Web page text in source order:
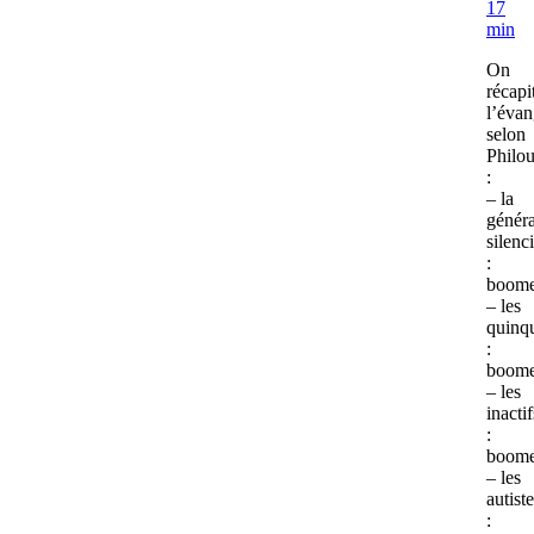
17
min
On
selon
Philou
:
– la
:
– les
:
– les
:
– les
: